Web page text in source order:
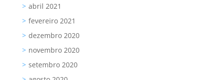
abril 2021
fevereiro 2021
dezembro 2020
novembro 2020
setembro 2020